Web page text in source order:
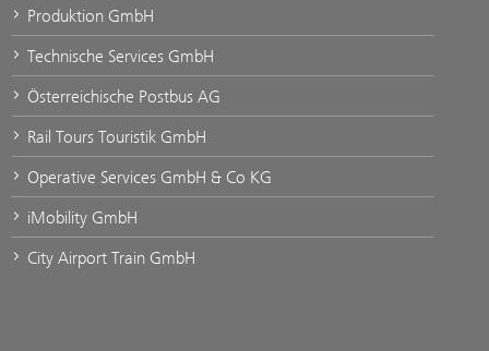
Produktion GmbH
Technische Services GmbH
Österreichische Postbus AG
Rail Tours Touristik GmbH
Operative Services GmbH & Co KG
iMobility GmbH
City Airport Train GmbH